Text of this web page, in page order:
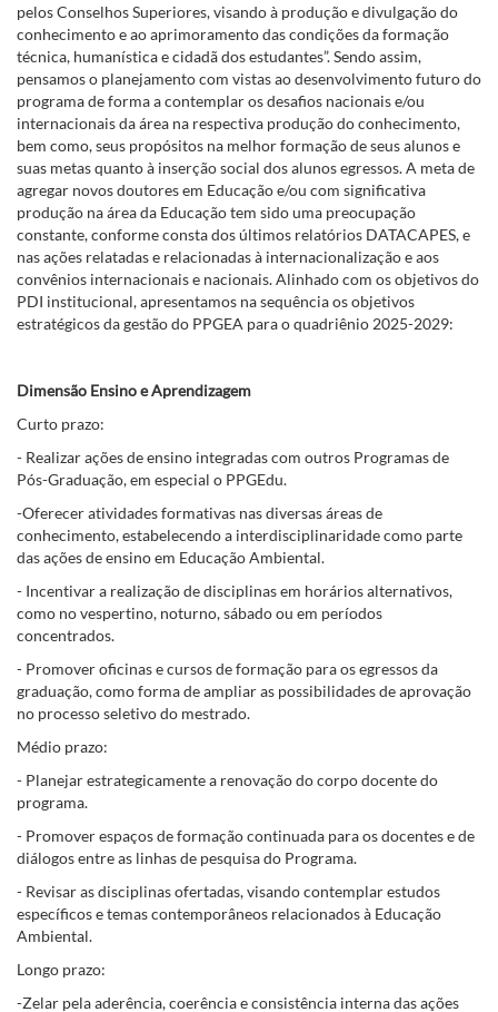
pelos Conselhos Superiores, visando à produção e divulgação do
conhecimento e ao aprimoramento das condições da formação
técnica, humanística e cidadã dos estudantes”. Sendo assim,
pensamos o planejamento com vistas ao desenvolvimento futuro do
programa de forma a contemplar os desafios nacionais e/ou
internacionais da área na respectiva produção do conhecimento,
bem como, seus propósitos na melhor formação de seus alunos e
suas metas quanto à inserção social dos alunos egressos. A meta de
agregar novos doutores em Educação e/ou com significativa
produção na área da Educação tem sido uma preocupação
constante, conforme consta dos últimos relatórios DATACAPES, e
nas ações relatadas e relacionadas à internacionalização e aos
convênios internacionais e nacionais. Alinhado com os objetivos do
PDI institucional, apresentamos na sequência os objetivos
estratégicos da gestão do PPGEA para o quadriênio 2025-2029:
Dimensão Ensino e Aprendizagem
Curto prazo:
- Realizar ações de ensino integradas com outros Programas de
Pós-Graduação, em especial o PPGEdu.
-Oferecer atividades formativas nas diversas áreas de
conhecimento, estabelecendo a interdisciplinaridade como parte
das ações de ensino em Educação Ambiental.
- Incentivar a realização de disciplinas em horários alternativos,
como no vespertino, noturno, sábado ou em períodos
concentrados.
- Promover oficinas e cursos de formação para os egressos da
graduação, como forma de ampliar as possibilidades de aprovação
no processo seletivo do mestrado.
Médio prazo:
- Planejar estrategicamente a renovação do corpo docente do
programa.
- Promover espaços de formação continuada para os docentes e de
diálogos entre as linhas de pesquisa do Programa.
- Revisar as disciplinas ofertadas, visando contemplar estudos
específicos e temas contemporâneos relacionados à Educação
Ambiental.
Longo prazo:
-Zelar pela aderência, coerência e consistência interna das ações